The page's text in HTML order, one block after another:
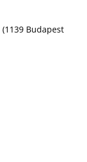
Budapest